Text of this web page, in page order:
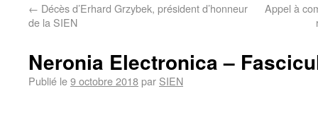
← Décès d’Erhard Grzybek, président d’honneur
de la SIEN
Appel à
Neronia Electronica –
Publié le9 octobre 2018par SIEN